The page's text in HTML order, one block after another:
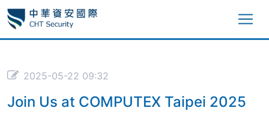
2025-05-22 09:32
Join Us at COMPUTEX Taipei 2025